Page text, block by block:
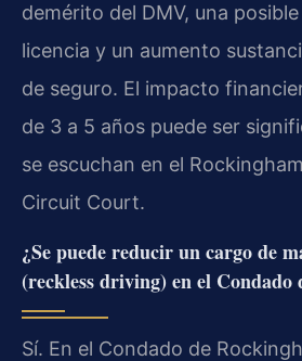
demérito del DMV, una
licencia y un aumento
de seguro. El impacto
de 3 a 5 años puede ser
se escuchan en el
Circuit Court.
¿Se puede reducir un cargo de
(reckless driving) en el Condado
Sí. En el Condado de